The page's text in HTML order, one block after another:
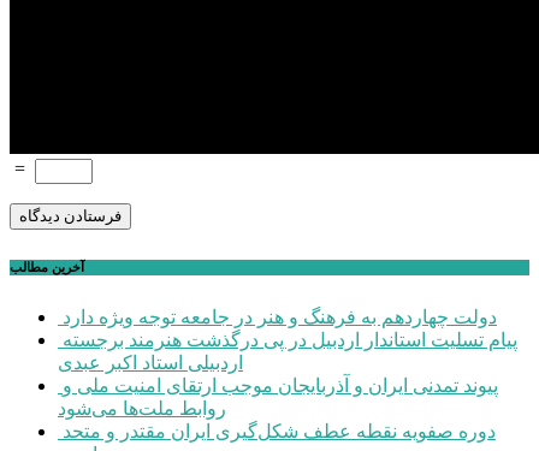
=
آخرین مطالب
دولت چهاردهم به فرهنگ و هنر در جامعه توجه ویژه دارد
اردبیلی استاد اکبر عبدی
روابط ملت‌ها می‌شود